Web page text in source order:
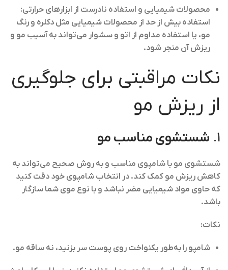
محصولات شیمیایی و استفاده نادرست از ابزارهای حرارتی:
استفاده بیش از حد از محصولات شیمیایی مثل دکلره و رنگ
مو، یا استفاده مداوم از اتو و سشوار می‌تواند به آسیب مو و
ریزش آن منجر شود.
نکات مراقبتی برای جلوگیری
از ریزش مو
1. شستشوی مناسب مو
شستشوی مو با شامپوی مناسب و به روش صحیح می‌تواند به
کاهش ریزش مو کمک کند. در انتخاب شامپوی خود دقت کنید
که حاوی مواد شیمیایی مضر نباشد و با نوع موی شما سازگار
باشد.
نکات:
شامپو را به‌طور یکنواخت روی پوست سر بزنید، نه ساقه مو.